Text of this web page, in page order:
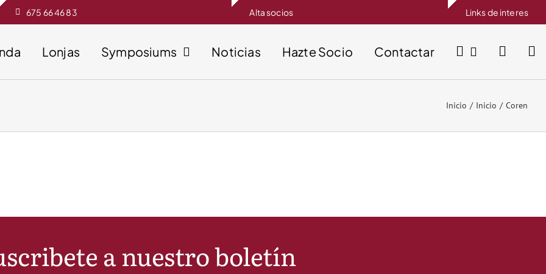
675 66 46 83 Alta socios Links de interes
Lonjas Symposiums Noticias Hazte Socio Contactar
Inicio Inicio Coren
a nuestro boletín